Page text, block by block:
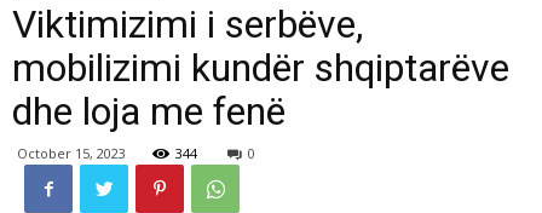
Viktimizimi i serbëve,
mobilizimi kundër shqiptarëve
dhe loja me fenë
October 15, 2023 344 0